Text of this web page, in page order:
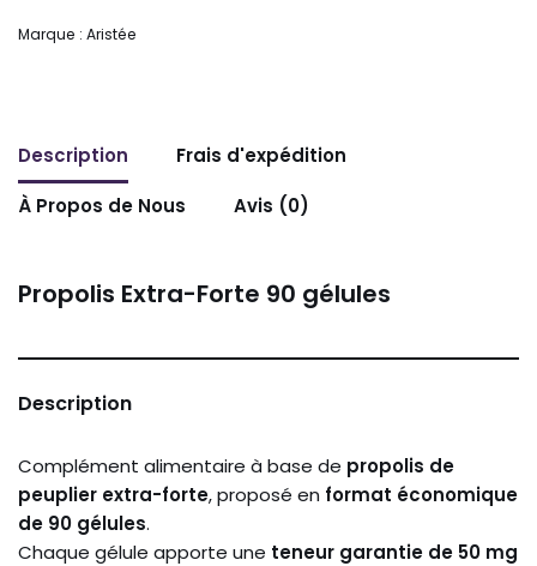
Marque : Aristée
Description
Frais d'expédition
À Propos de Nous
Avis (0)
Propolis Extra-Forte 90 gélules
Description
Complément alimentaire à base de propolis de
peuplier extra-forte, proposé en format économique
de 90 gélules.
Chaque gélule apporte une teneur garantie de 50 mg